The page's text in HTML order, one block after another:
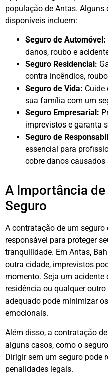
população de Antas.
disponíveis incluem:
Seguro de Automóvel:
danos, roubo e
Seguro Residencial:
contra incêndios,
Seguro de Vida: Cuide
sua família com um
Seguro Empresarial:
imprevistos e garanta
Seguro de
essencial para
cobre danos causados
A Importância
Seguro
A contratação de um
responsável para proteger
tranquilidade. Em Antas,
outra cidade, imprevistos
momento. Seja um acidente
residência ou qualquer
adequado pode minimizar
emocionais.
Além disso, a contratação
alguns casos, como o
Dirigir sem um seguro pode
penalidades legais.